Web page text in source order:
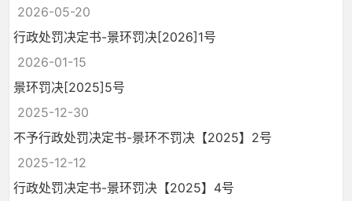
2026-05-20
行政处罚决定书-景环罚决[2026]1号
2026-01-15
景环罚决[2025]5号
2025-12-30
不予行政处罚决定书-景环不罚决【2025】2号
2025-12-12
行政处罚决定书-景环罚决【2025】4号